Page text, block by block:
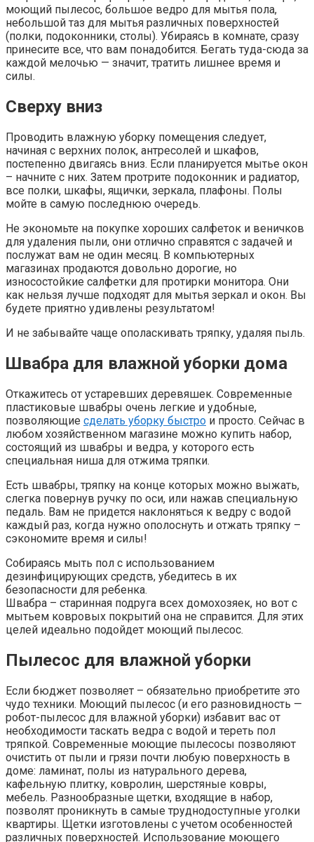
моющий пылесос, большое ведро для мытья пола,
небольшой таз для мытья различных поверхностей
(полки, подоконники, столы). Убираясь в комнате, сразу
принесите все, что вам понадобится. Бегать туда-сюда за
каждой мелочью — значит, тратить лишнее время и
силы.
Сверху вниз
Проводить влажную уборку помещения следует,
начиная с верхних полок, антресолей и шкафов,
постепенно двигаясь вниз. Если планируется мытье окон
– начните с них. Затем протрите подоконник и радиатор,
все полки, шкафы, ящички, зеркала, плафоны. Полы
мойте в самую последнюю очередь.
Не экономьте на покупке хороших салфеток и веничков
для удаления пыли, они отлично справятся с задачей и
послужат вам не один месяц. В компьютерных
магазинах продаются довольно дорогие, но
износостойкие салфетки для протирки монитора. Они
как нельзя лучше подходят для мытья зеркал и окон. Вы
будете приятно удивлены результатом!
И не забывайте чаще ополаскивать тряпку, удаляя пыль.
Швабра для влажной уборки дома
Откажитесь от устаревших деревяшек. Современные
пластиковые швабры очень легкие и удобные,
позволяющие сделать уборку быстро и просто. Сейчас в
любом хозяйственном магазине можно купить набор,
состоящий из швабры и ведра, у которого есть
специальная ниша для отжима тряпки.
Есть швабры, тряпку на конце которых можно выжать,
слегка повернув ручку по оси, или нажав специальную
педаль. Вам не придется наклоняться к ведру с водой
каждый раз, когда нужно ополоснуть и отжать тряпку –
сэкономите время и силы!
Собираясь мыть пол с использованием
дезинфицирующих средств, убедитесь в их
безопасности для ребенка.
Швабра – старинная подруга всех домохозяек, но вот с
мытьем ковровых покрытий она не справится. Для этих
целей идеально подойдет моющий пылесос.
Пылесос для влажной уборки
Если бюджет позволяет – обязательно приобретите это
чудо техники. Моющий пылесос (и его разновидность —
робот-пылесос для влажной уборки) избавит вас от
необходимости таскать ведра с водой и тереть пол
тряпкой. Современные моющие пылесосы позволяют
очистить от пыли и грязи почти любую поверхность в
доме: ламинат, полы из натурального дерева,
кафельную плитку, ковролин, шерстяные ковры,
мебель. Разнообразные щетки, входящие в набор,
позволят проникнуть в самые труднодоступные уголки
квартиры. Щетки изготовлены с учетом особенностей
различных поверхностей. Использование моющего